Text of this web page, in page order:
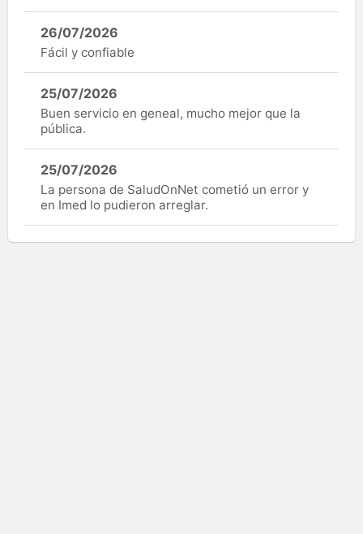
26/07/2026
Fácil y confiable
25/07/2026
Buen servicio en geneal, mucho mejor que la
pública.
25/07/2026
La persona de SaludOnNet cometió un error y
en Imed lo pudieron arreglar.